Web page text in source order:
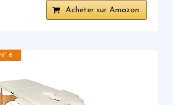
Acheter sur Amazon
6